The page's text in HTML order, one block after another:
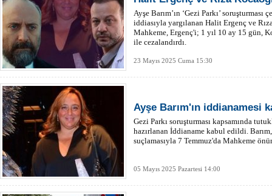
Ayşe Barım’ın ‘Gezi Parkı’
iddiasıyla yargılanan Halit Ergenç ve
Mahkeme, Ergenç'i; 1 yıl 10 ay 15 gün,
ile cezalandırdı.
23 Mayıs 2025 Cuma 15:30
Ayşe Barım'ın iddianamesi
Gezi Parkı soruşturması kapsamında
hazırlanan İddianame kabul edildi.
suçlamasıyla 7 Temmuz'da Mahkeme
05 Mayıs 2025 Pazartesi 14:00